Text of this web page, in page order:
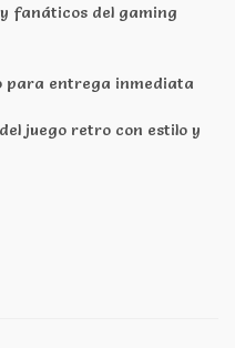
fanáticos del gaming
para entrega inmediata
juego retro con estilo y